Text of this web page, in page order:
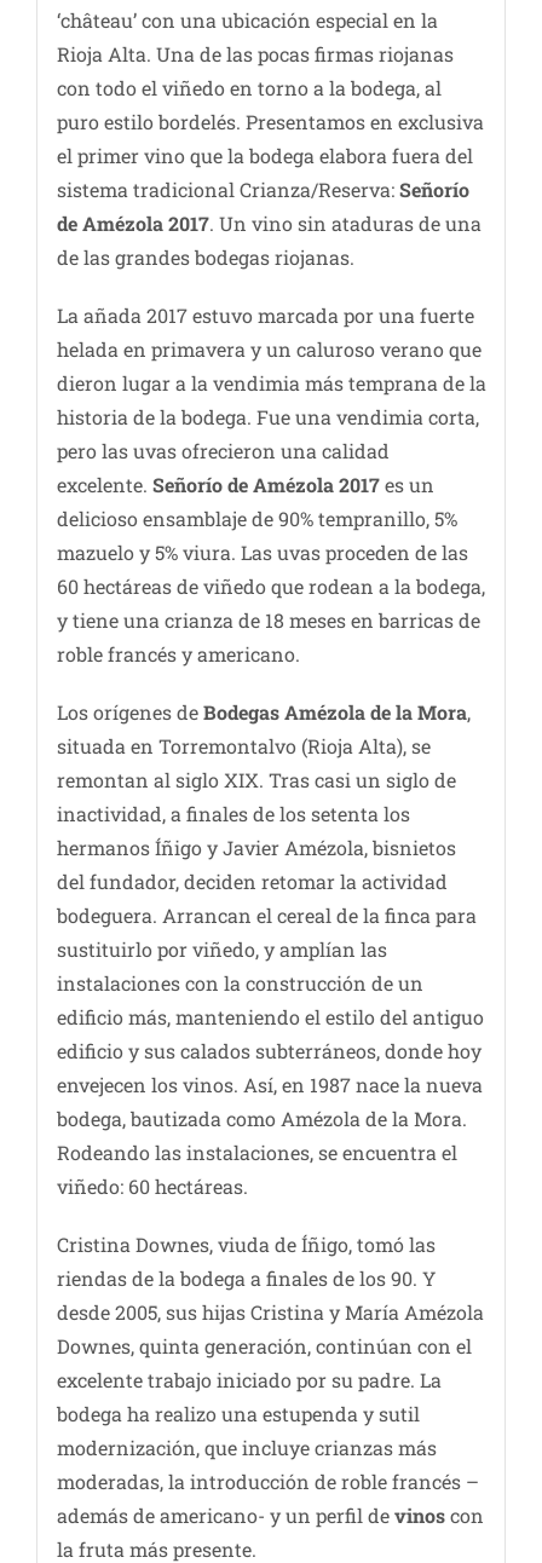
‘château’ con una ubicación especial en la
Rioja Alta. Una de las pocas firmas riojanas
con todo el viñedo en torno a la bodega, al
puro estilo bordelés. Presentamos en exclusiva
el primer vino que la bodega elabora fuera del
sistema tradicional Crianza/Reserva:Señorío
de Amézola 2017. Un vino sin ataduras de una
de las grandes bodegas riojanas.
La añada 2017 estuvo marcada por una fuerte
helada en primavera y un caluroso verano que
dieron lugar a la vendimia más temprana de la
historia de la bodega. Fue una vendimia corta,
pero las uvas ofrecieron una calidad
excelente. Señorío de Amézola 2017es un
delicioso ensamblaje de 90% tempranillo, 5%
mazuelo y 5% viura. Las uvas proceden de las
60 hectáreas de viñedo que rodean a la bodega,
y tiene una crianza de 18 meses en barricas de
roble francés y americano.
Los orígenes deBodegas Amézola de la Mora,
situada en Torremontalvo (Rioja Alta), se
remontan al siglo XIX. Tras casi un siglo de
inactividad, a finales de los setenta los
hermanos Íñigo y Javier Amézola, bisnietos
del fundador, deciden retomar la actividad
bodeguera. Arrancan el cereal de la finca para
sustituirlo por viñedo, y amplían las
instalaciones con la construcción de un
edificio más, manteniendo el estilo del antiguo
edificio y sus calados subterráneos, donde hoy
envejecen los vinos. Así, en 1987 nace la nueva
bodega, bautizada como Amézola de la Mora.
Rodeando las instalaciones, se encuentra el
viñedo: 60 hectáreas.
Cristina Downes, viuda de Íñigo, tomó las
riendas de la bodega a finales de los 90. Y
desde 2005, sus hijas Cristina y María Amézola
Downes, quinta generación, continúan con el
excelente trabajo iniciado por su padre. La
bodega ha realizo una estupenda y sutil
modernización, que incluye crianzas más
moderadas, la introducción de roble francés –
además de americano- y un perfil devinoscon
la fruta más presente.